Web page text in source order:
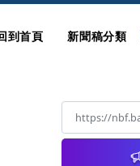
到首頁 新聞稿分類